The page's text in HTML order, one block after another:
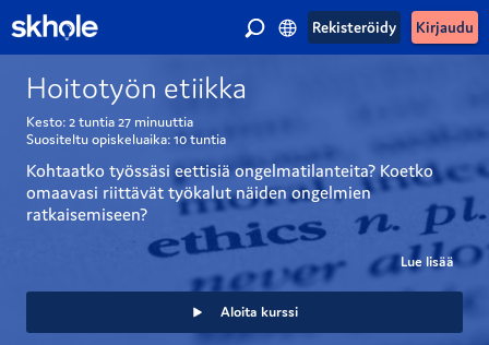
Kirjaudu
Rekisteröidy
Hoitotyön etiikka
Kesto:2 tuntia27 minuuttia
Suositeltu opiskeluaika:10 tuntia
Kohtaatko työssäsi eettisiä ongelmatilanteita? Koetko
omaavasi riittävät työkalut näiden ongelmien
ratkaisemiseen?
Hoitotyön etiikka-kurssilla käydään läpi keskeisimpiä
etiikan teorioita ja hoitokäytäntöjä havainnollisten, ja
välillä räväköidenkin esimerkkien avulla. Kymmenkunta
tapausta käytännön hoitotyöstä ohjaavat pohtimaan
Lue lisää
Aloita kurssi